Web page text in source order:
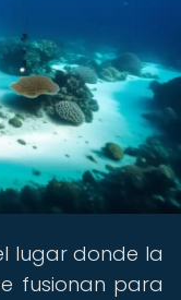
lugar donde la
fusionan para